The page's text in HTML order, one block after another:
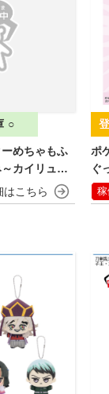
めちゃもふ
カイリュー
○
ポ
ぐ
～稼